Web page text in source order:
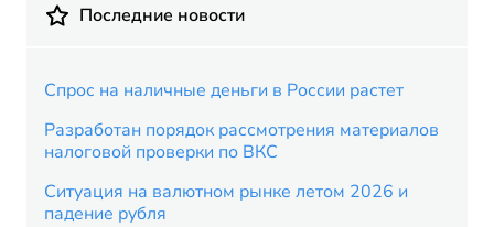
Последние новости
Спрос на наличные деньги в России растет
Разработан порядок рассмотрения материалов
налоговой проверки по ВКС
Ситуация на валютном рынке летом 2026 и
падение рубля